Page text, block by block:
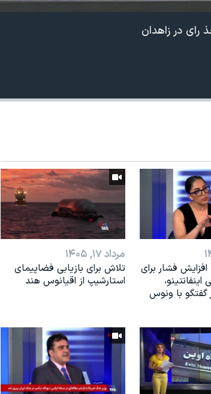
در زاهدان
افزایش فشار برای
گفتگو با ونوس
مرداد ۱۷, ۱۴۰۵
تلاش برای بازیابی فضاپیمای
استارشیپ از اقیانوس هند